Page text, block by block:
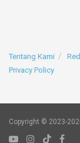
Tentang Kami
Privacy Policy
Copyright © 2023-